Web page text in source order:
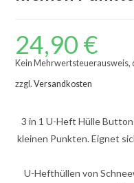
24,90 €
Kein Mehrwertsteuerausweis,
zzgl.Versandkosten
3 in 1 U-Heft Hülle
kleinen Punkten. Eignet
U-Hefthüllen von